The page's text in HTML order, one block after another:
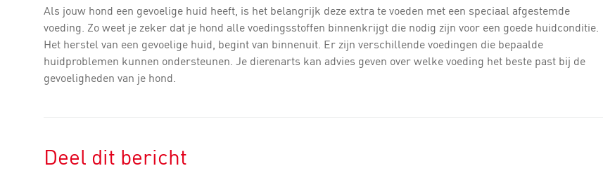
Als jouw hond een gevoelige huid heeft, is het belangrijk deze extra te voeden met een speciaal afgestemde
voeding. Zo weet je zeker dat je hond alle voedingsstoffen binnenkrijgt die nodig zijn voor een goede huidconditie.
Het herstel van een gevoelige huid, begint van binnenuit. Er zijn verschillende voedingen die bepaalde
huidproblemen kunnen ondersteunen. Je dierenarts kan advies geven over welke voeding het beste past bij de
gevoeligheden van je hond.
Deel dit bericht